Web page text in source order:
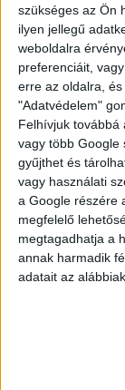
szükséges az Ön
ilyen jellegű
weboldalra
preferenciáit,
erre az oldalra,
"Adatvédelem"
Felhívjuk továbbá
vagy több Google
gyűjthet és
vagy használati
a Google részére
megfelelő
megtagadhatja a
annak harmadik
adatait az